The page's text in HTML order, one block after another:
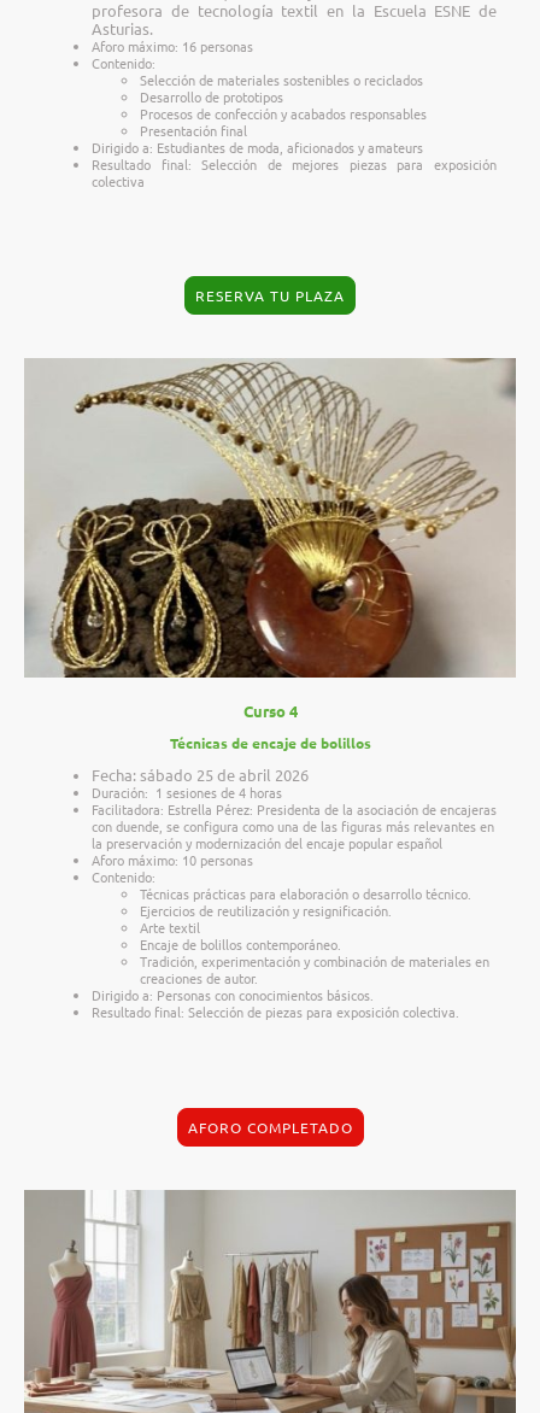
profesora de tecnología textil en la Escuela ESNE de
Asturias.
Aforo máximo: 16 personas
Contenido:
Selección de materiales sostenibles o reciclados
Desarrollo de prototipos
Procesos de confección y acabados responsables
Presentación final
Dirigido a: Estudiantes de moda, aficionados y amateurs
Resultado final: Selección de mejores piezas para exposición
colectiva
RESERVA TU PLAZA
Curso 4
Técnicas de encaje de bolillos
Fecha: sábado 25 de abril 2026
Duración: 1 sesiones de 4 horas
Facilitadora: Estrella Pérez: Presidenta de la asociación de encajeras
con duende, se configura como una de las figuras más relevantes en
la preservación y modernización del encaje popular español
Aforo máximo: 10 personas
Contenido:
Técnicas prácticas para elaboración o desarrollo técnico.
Ejercicios de reutilización y resignificación.
Arte textil
Encaje de bolillos contemporáneo.
Tradición, experimentación y combinación de materiales en
creaciones de autor.
Dirigido a: Personas con conocimientos básicos.
Resultado final: Selección de piezas para exposición colectiva.
AFORO COMPLETADO